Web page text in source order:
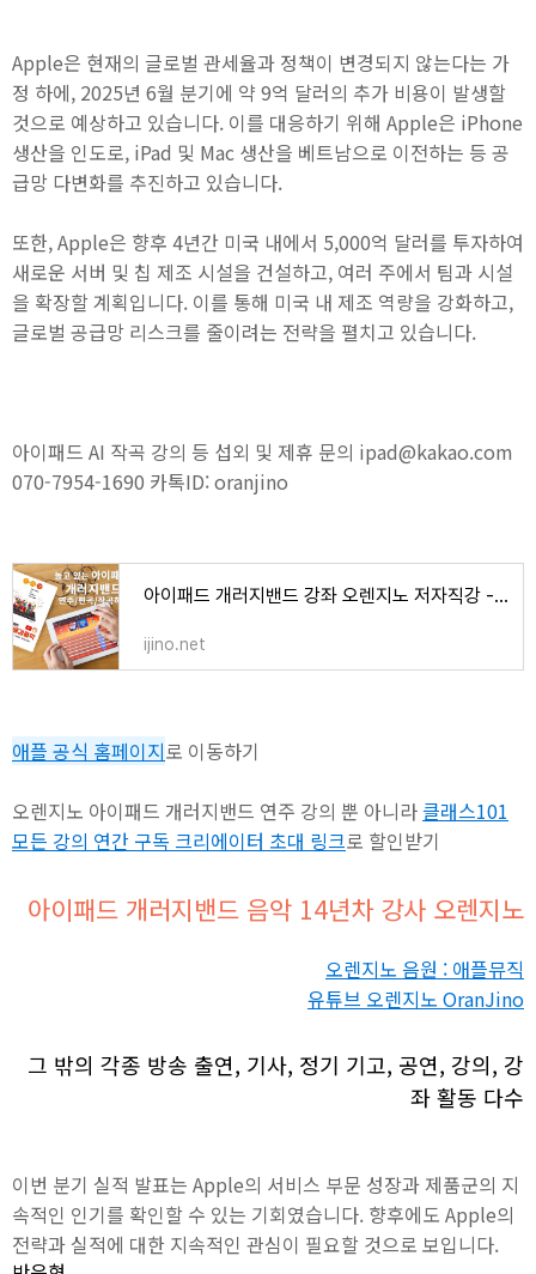
Apple은 현재의 글로벌 관세율과 정책이 변경되지 않는다는 가
정 하에, 2025년 6월 분기에 약 9억 달러의 추가 비용이 발생할
것으로 예상하고 있습니다. 이를 대응하기 위해 Apple은 iPhone
생산을 인도로, iPad 및 Mac 생산을 베트남으로 이전하는 등 공
급망 다변화를 추진하고 있습니다.
또한, Apple은 향후 4년간 미국 내에서 5,000억 달러를 투자하여
새로운 서버 및 칩 제조 시설을 건설하고, 여러 주에서 팀과 시설
을 확장할 계획입니다. 이를 통해 미국 내 제조 역량을 강화하고,
글로벌 공급망 리스크를 줄이려는 전략을 펼치고 있습니다.
아이패드 AI 작곡 강의 등 섭외 및 제휴 문의 ipad@kakao.com
070-7954-1690 카톡ID: oranjino
아이패드 개러지밴드 강좌 오렌지노 저자직강 - 오렌지노 OranJino | 음악, 책, 강의
ijino.net
애플 공식 홈페이지로 이동하기
오렌지노 아이패드 개러지밴드 연주 강의 뿐 아니라 클래스101
모든 강의 연간 구독 크리에이터 초대 링크로 할인받기
아이패드 개러지밴드 음악 14년차 강사 오렌지노
오렌지노 음원 : 애플뮤직
유튜브 오렌지노 OranJino
그 밖의 각종 방송 출연, 기사, 정기 기고, 공연, 강의, 강
좌 활동 다수
이번 분기 실적 발표는 Apple의 서비스 부문 성장과 제품군의 지
속적인 인기를 확인할 수 있는 기회였습니다. 향후에도 Apple의
전략과 실적에 대한 지속적인 관심이 필요할 것으로 보입니다.